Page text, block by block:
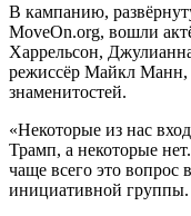
В кампанию,
MoveOn.org, вошли
Харрельсон,
режиссёр Майкл Манн,
знаменитостей.
«Некоторые из нас
Трамп, а некоторые
чаще всего это
инициативной группы.